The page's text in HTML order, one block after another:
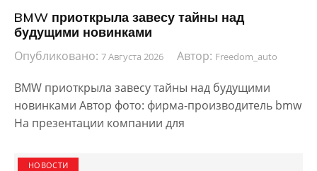
BMW приоткрыла завесу тайны над
будущими новинками
Опубликовано: 7 Августа 2026 Автор: Freedom_auto
BMW приоткрыла завесу тайны над будущими
новинками Автор фото: фирма-производитель bmw
На презентации компании для
НОВОСТИ